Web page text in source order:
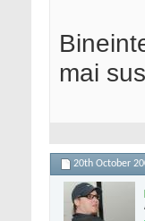
mai
20th October